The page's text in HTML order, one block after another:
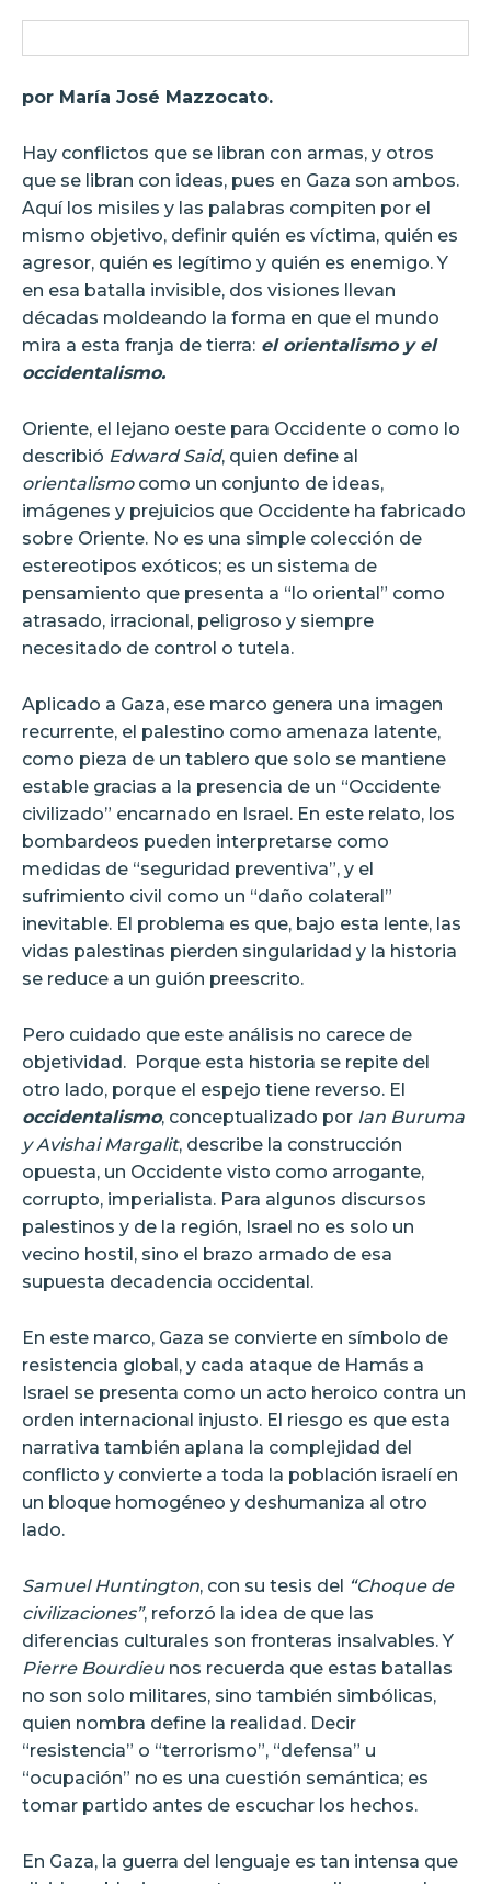
por María José Mazzocato.
Hay conflictos que se libran con armas, y otros
que se libran con ideas, pues en Gaza son ambos.
Aquí los misiles y las palabras compiten por el
mismo objetivo, definir quién es víctima, quién es
agresor, quién es legítimo y quién es enemigo. Y
en esa batalla invisible, dos visiones llevan
décadas moldeando la forma en que el mundo
mira a esta franja de tierra: el orientalismo y el
occidentalismo.
Oriente, el lejano oeste para Occidente o como lo
describió Edward Said, quien define al
orientalismocomo un conjunto de ideas,
imágenes y prejuicios que Occidente ha fabricado
sobre Oriente. No es una simple colección de
estereotipos exóticos; es un sistema de
pensamiento que presenta a “lo oriental” como
atrasado, irracional, peligroso y siempre
necesitado de control o tutela.
Aplicado a Gaza, ese marco genera una imagen
recurrente, el palestino como amenaza latente,
como pieza de un tablero que solo se mantiene
estable gracias a la presencia de un “Occidente
civilizado” encarnado en Israel. En este relato, los
bombardeos pueden interpretarse como
medidas de “seguridad preventiva”, y el
sufrimiento civil como un “daño colateral”
inevitable. El problema es que, bajo esta lente, las
vidas palestinas pierden singularidad y la historia
se reduce a un guión preescrito.
Pero cuidado que este análisis no carece de
objetividad. Porque esta historia se repite del
otro lado, porque el espejo tiene reverso. El
occidentalismo, conceptualizado por Ian Buruma
y Avishai Margalit, describe la construcción
opuesta, un Occidente visto como arrogante,
corrupto, imperialista. Para algunos discursos
palestinos y de la región, Israel no es solo un
vecino hostil, sino el brazo armado de esa
supuesta decadencia occidental.
En este marco, Gaza se convierte en símbolo de
resistencia global, y cada ataque de Hamás a
Israel se presenta como un acto heroico contra un
orden internacional injusto. El riesgo es que esta
narrativa también aplana la complejidad del
conflicto y convierte a toda la población israelí en
un bloque homogéneo y deshumaniza al otro
lado.
Samuel Huntington, con su tesis del “Choque de
civilizaciones”, reforzó la idea de que las
diferencias culturales son fronteras insalvables. Y
Pierre Bourdieunos recuerda que estas batallas
no son solo militares, sino también simbólicas,
quien nombra define la realidad. Decir
“resistencia” o “terrorismo”, “defensa” u
“ocupación” no es una cuestión semántica; es
tomar partido antes de escuchar los hechos.
En Gaza, la guerra del lenguaje es tan intensa que